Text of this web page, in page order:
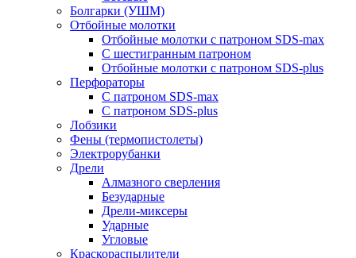
Болгарки (УШМ)
Отбойные молотки
Отбойные молотки с патроном SDS-max
С шестигранным патроном
Отбойные молотки с патроном SDS-plus
Перфораторы
С патроном SDS-max
С патроном SDS-plus
Лобзики
Фены (термопистолеты)
Электрорубанки
Дрели
Алмазного сверления
Безударные
Дрели-миксеры
Ударные
Угловые
Краскораспылители